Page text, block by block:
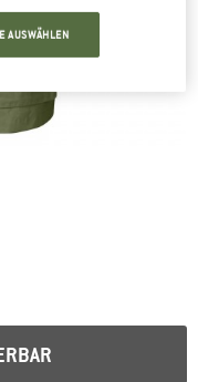
AUSWÄHLEN